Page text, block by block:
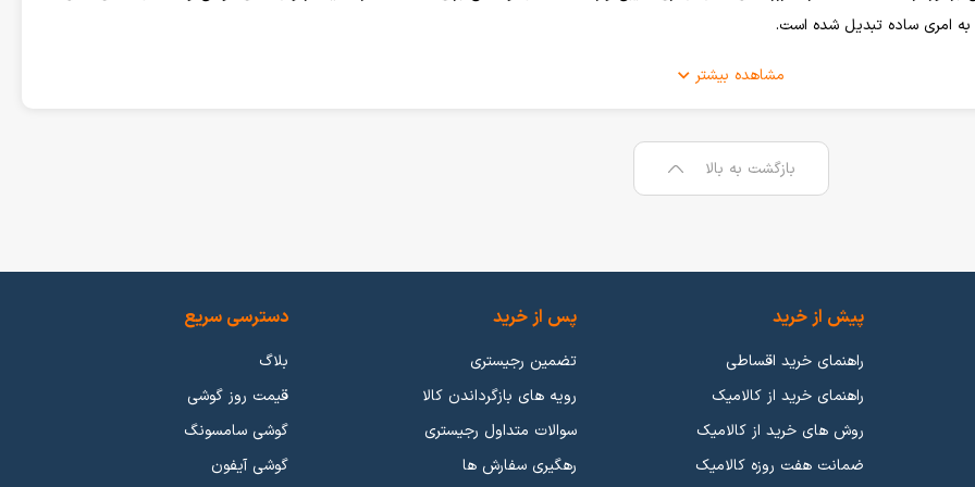
به امری ساده تبدیل شده است.
ولی بعد از گذشت چندین سال از تولید اولین گوشی موبایل هوشمند شرکت های زیادی دست به تولید و عرضه گوشی موبایل با امکانات زیاد و
گوشی موبایل، میتوان به کمپانیسامسونگ،اپلوشیائومی
گوشی ها به مرور زمان برای جداسازی از هم با عملکردی که میدهند رتبه بندی شدند. گوشی های بالاترین کیفیت و جدیدترین تکنولوژی رو ارائه میدهند به عنوان گوشی های پرچمدار (Flagship) شناخته شدند. گوشی هایی
گوشی بر اساس دوربین،گوشی های ضدآب گوشی های 5G وگوشی های گیمینگ
مشاهده بیشتر
بازگشت به بالا
پیش از خرید
راهنمای خرید اقساطی
راهنمای خرید از کالامیک
روش های خرید از کالامیک
ضمانت هفت روزه کالامیک
پس از خرید
تضمین رجیستری
رویه های بازگرداندن کالا
سوالات متداول رجیستری
رهگیری سفارش ها
دسترسی سریع
بلاگ
قیمت روز گوشی
گوشی سامسونگ
گوشی آیفون